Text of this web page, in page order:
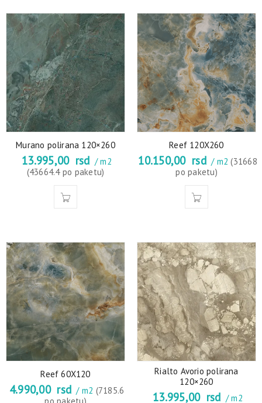
Murano polirana 120×260
13.995,00 rsd / m2
(43664.4 po paketu)
Reef 120X260
10.150,00 rsd / m2(31668
po paketu)
Reef 60X120
4.990,00 rsd / m2 (7185.6
Rialto Avorio polirana
120×260
13.995,00 rsd / m2